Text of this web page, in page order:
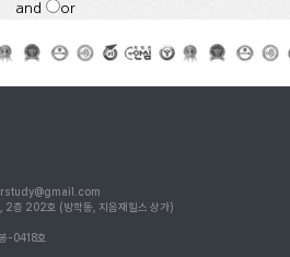
and or
2층 202호 (방학동, 지음재힐스 상가)
-0418호